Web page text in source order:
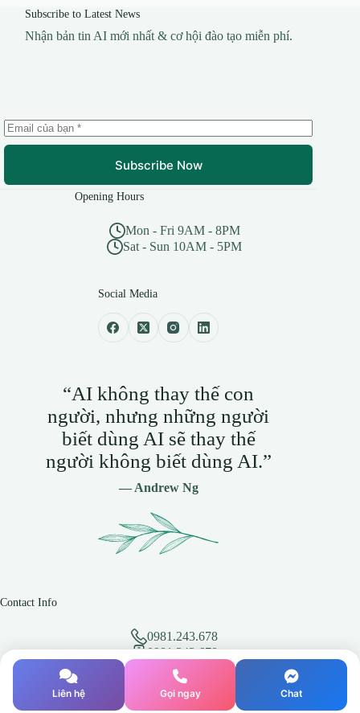
Subscribe to Latest News
Nhận bản tin AI mới nhất & cơ hội đào tạo miễn phí.
Subscribe Now
Opening Hours
Mon - Fri 9AM - 8PM
Sat - Sun 10AM - 5PM
Social Media
“AI không thay thế con
người, nhưng những người
biết dùng AI sẽ thay thế
người không biết dùng AI.”
— Andrew Ng
Contact Info
0981.243.678
0981.243.678
hotro@vmixvietnam.net
Địa chỉ: BT L7-45, Khu đô thị Athena Fulland, Đại
Kim, Hoàng Mai, Hà Nội
Liên hệ Gọi ngay Chat